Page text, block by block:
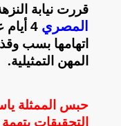
قررت نيابة
المصري
4
اتهامها بسب
المهن التمثيلية.
التحقيقات